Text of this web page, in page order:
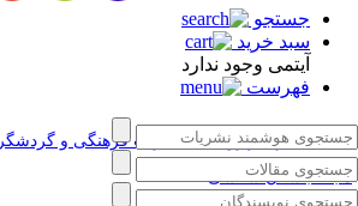
جستجو
سبد خرید
آیتمی وجود ندارد
فهرست
انتشارات پژوهشگاه میراث فرهنگی و گردشگری
باستان شناسی